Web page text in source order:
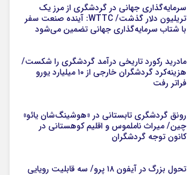
سرمایه‌گذاری جهانی در گردشگری از مرز یک
تریلیون دلار گذشت/ WTTC: آینده صنعت سفر
با شتاب سرمایه‌گذاری جهانی تضمین می‌شود
مادرید رکورد تاریخی درآمد گردشگری را شکست/
هزینه‌کرد گردشگران خارجی از ۱۰ میلیارد یورو
فراتر رفت
رونق گردشگری تابستانی در «هوشینگ‌شان یائو»
چین/ میراث ناملموس و اقلیم کوهستانی در
کانون توجه گردشگران
تحول بزرگ در آیفون ۱۸ پرو/ سه قابلیت رویایی